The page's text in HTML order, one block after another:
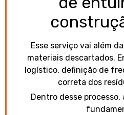
Esse serviço vai além
materiais descartados.
logístico, definição de
correta dos
Dentro desse